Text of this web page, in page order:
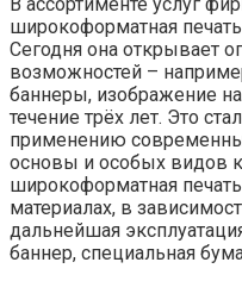
широкоформатная
Сегодня она открывает
возможностей –
баннеры, изображение
течение трёх лет. Это
применению
основы и особых видов
широкоформатная
материалах, в
дальнейшая
баннер, специальная